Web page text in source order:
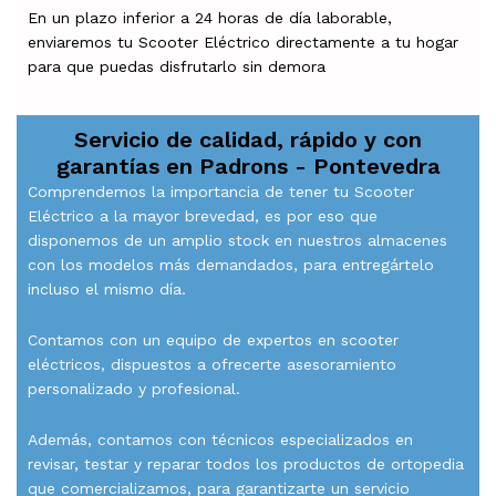
En un plazo inferior a 24 horas de día laborable,
enviaremos tu Scooter Eléctrico directamente a tu hogar
para que puedas disfrutarlo sin demora
Servicio de calidad, rápido y con
garantías en Padrons - Pontevedra
Comprendemos la importancia de tener tu Scooter
Eléctrico a la mayor brevedad, es por eso que
disponemos de un amplio stock en nuestros almacenes
con los modelos más demandados, para entregártelo
incluso el mismo día.
Contamos con un equipo de expertos en scooter
eléctricos, dispuestos a ofrecerte asesoramiento
personalizado y profesional.
Además, contamos con técnicos especializados en
revisar, testar y reparar todos los productos de ortopedia
que comercializamos, para garantizarte un servicio